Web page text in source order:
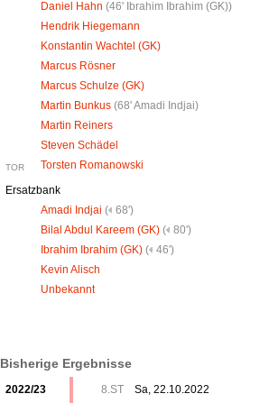
Daniel Hahn (46' Ibrahim Ibrahim (GK))
Hendrik Hiegemann
Konstantin Wachtel (GK)
Marcus Rösner
Marcus Schulze (GK)
Martin Bunkus (68' Amadi Indjai)
Martin Reiners
Steven Schädel
TOR
Torsten Romanowski
Ersatzbank
Amadi Indjai ( 68')
Bilal Abdul Kareem (GK) ( 80')
Ibrahim Ibrahim (GK) ( 46')
Kevin Alisch
Unbekannt
Bisherige Ergebnisse
2022/23 8.ST Sa, 22.10.2022